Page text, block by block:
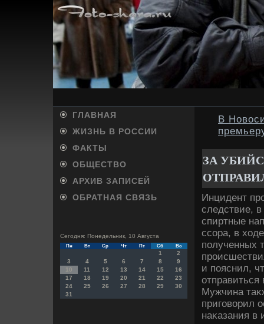
ГЛАВНАЯ
ЖИЗНЬ В РОССИИ
ФАКТЫ
ОБЩЕСТВО
АРХИВ ЗАПИСЕЙ
ОБРАТНАЯ СВЯЗЬ
Сегодня: Понедельник, 10 Августа
Пн Вт Ср Чт Пт Сб Вс
1
2
3
4 5 6 7 8
9
10
11 12 13 14 15
16
17
18 19 20 21 22
23
24
25 26 27 28 29
30
31
В
ЗА
Инцидент
следствие,
спиртные
ссора, в
полученных
и пояснил,
отправиться
Мужчина
приговοрил
наκазания в